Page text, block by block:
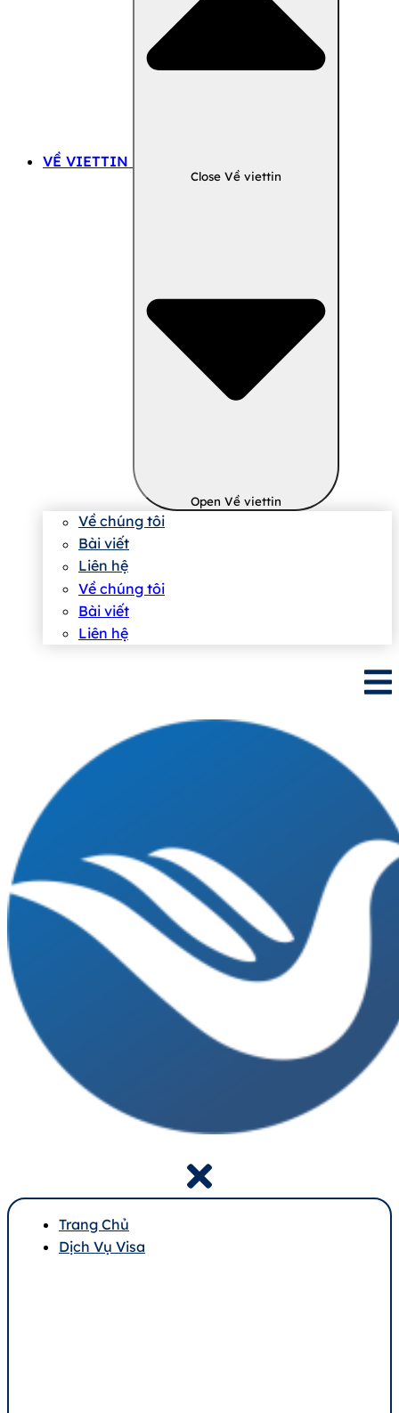
VỀ VIETTIN
Close Về viettin
Open Về viettin
Về chúng tôi
Bài viết
Liên hệ
Về chúng tôi
Bài viết
Liên hệ
Trang Chủ
Dịch Vụ Visa